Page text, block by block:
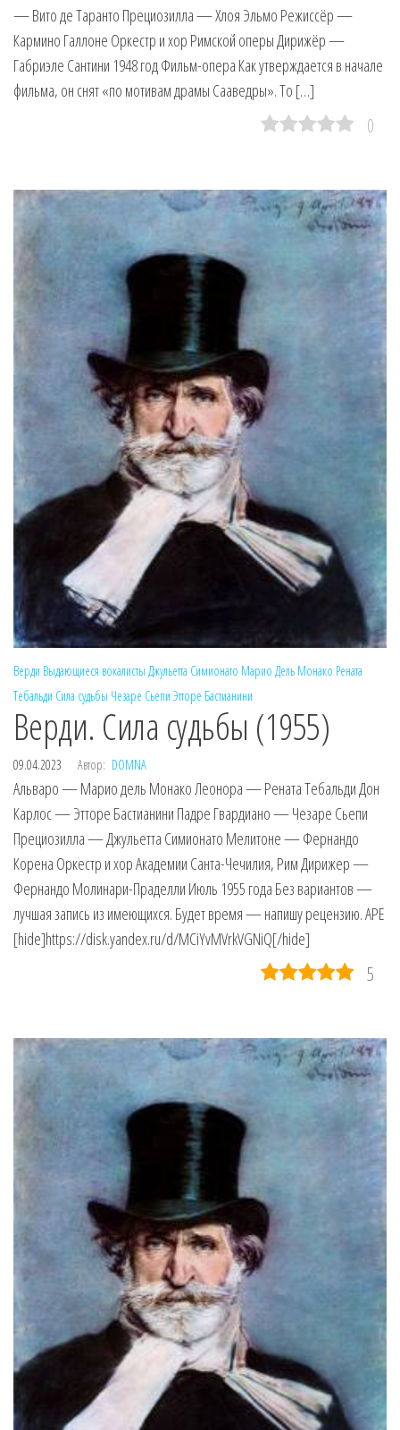
— Вито де Таранто Прециозилла — Хлоя Эльмо Режиссёр —
Кармино Галлоне Оркестр и хор Римской оперы Дирижёр —
Габриэле Сантини 1948 год Фильм-опера Как утверждается в начале
фильма, он снят «по мотивам драмы Сааведры». То […]
0
Верди Выдающиеся вокалисты Джульетта Симионато Марио Дель Монако Рената
Тебальди Сила судьбы Чезаре Сьепи Этторе Бастианини
Верди. Сила судьбы (1955)
09.04.2023 Автор: DOMNA
Альваро — Марио дель Монако Леонора — Рената Тебальди Дон
Карлос — Этторе Бастианини Падре Гвардиано — Чезаре Сьепи
Прециозилла — Джульетта Симионато Мелитоне — Фернандо
Корена Оркестр и хор Академии Санта-Чечилия, Рим Дирижер —
Фернандо Молинари-Праделли Июль 1955 года Без вариантов —
лучшая запись из имеющихся. Будет время — напишу рецензию. APE
[hide]https://disk.yandex.ru/d/MCiYvMVrkVGNiQ[/hide]
5